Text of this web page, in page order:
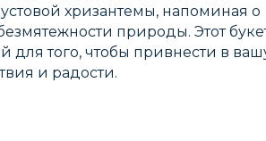
хризантемы, напоминая о
природы. Этот
для того, чтобы привнести в
и радости.